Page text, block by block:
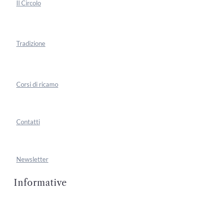
Il Circolo
Tradizione
Corsi di ricamo
Contatti
Newsletter
Informative